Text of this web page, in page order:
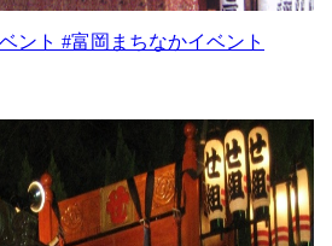
ント #富岡まちなかイベント